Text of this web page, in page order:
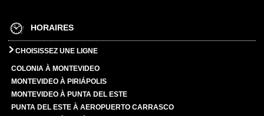
HORAIRES
CHOISISSEZ UNE LIGNE
COLONIA À MONTEVIDEO
MONTEVIDEO À PIRIÁPOLIS
MONTEVIDEO À PUNTA DEL ESTE
PUNTA DEL ESTE À AEROPUERTO CARRASCO